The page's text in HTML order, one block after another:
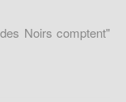
Noirs comptent"